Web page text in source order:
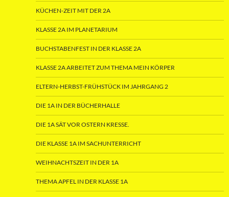
KÜCHEN-ZEIT MIT DER 2A
KLASSE 2A IM PLANETARIUM
BUCHSTABENFEST IN DER KLASSE 2A
KLASSE 2A ARBEITET ZUM THEMA MEIN KÖRPER
ELTERN-HERBST-FRÜHSTÜCK IM JAHRGANG 2
DIE 1A IN DER BÜCHERHALLE
DIE 1A SÄT VOR OSTERN KRESSE.
DIE KLASSE 1A IM SACHUNTERRICHT
WEIHNACHTSZEIT IN DER 1A
THEMA APFEL IN DER KLASSE 1A